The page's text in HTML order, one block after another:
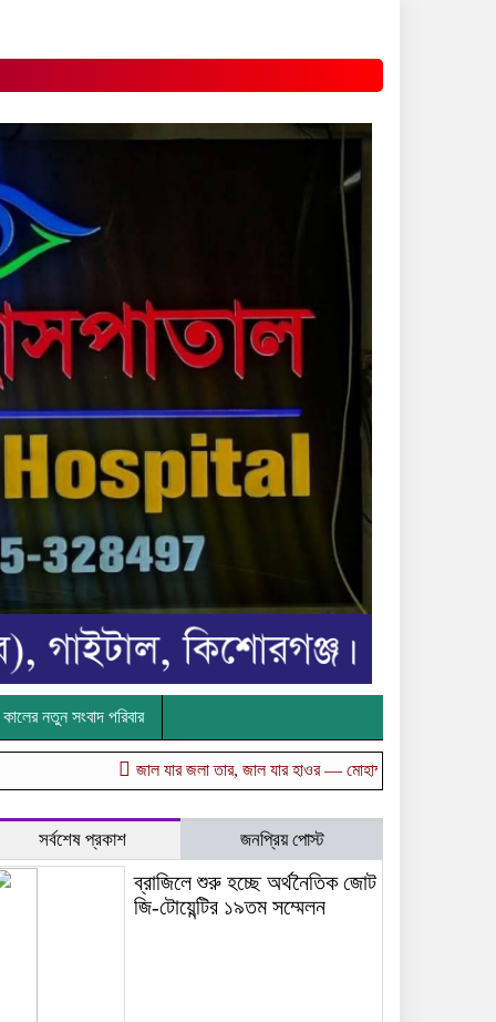
কালের নতুন সংবাদ পরিবার
জাল যার জলা তার, জাল যার হাওর — মোহাম্মদ আমিন উর রশিদ
সর্বশেষ প্রকাশ জনপ্রিয় পোস্ট
ব্রাজিলে শুরু হচ্ছে অর্থনৈতিক জোট
জি-টোয়েন্টির ১৯তম সম্মেলন